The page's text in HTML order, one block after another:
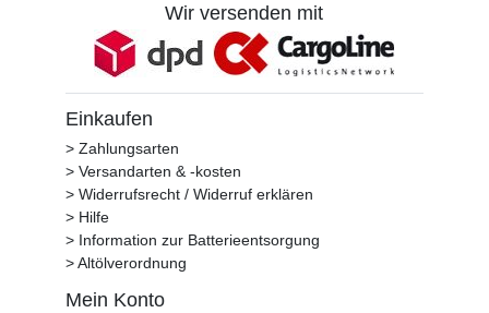
Wir versenden mit
Einkaufen
> Zahlungsarten
> Versandarten & -kosten
> Widerrufsrecht / Widerruf erklären
> Hilfe
> Information zur Batterieentsorgung
> Altölverordnung
Mein Konto